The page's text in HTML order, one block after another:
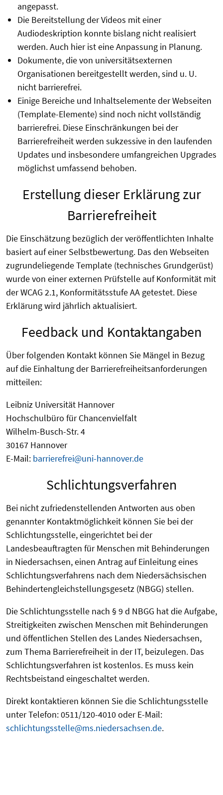
angepasst.
Die Bereitstellung der Videos mit einer
Audiodeskription konnte bislang nicht realisiert
werden. Auch hier ist eine Anpassung in Planung.
Dokumente, die von universitätsexternen
Organisationen bereitgestellt werden, sind u. U.
nicht barrierefrei.
Einige Bereiche und Inhaltselemente der Webseiten
(Template-Elemente) sind noch nicht vollständig
barrierefrei. Diese Einschränkungen bei der
Barrierefreiheit werden sukzessive in den laufenden
Updates und insbesondere umfangreichen Upgrades
möglichst umfassend behoben.
Erstellung dieser Erklärung zur
Barrierefreiheit
Die Einschätzung bezüglich der veröffentlichten Inhalte
basiert auf einer Selbstbewertung. Das den Webseiten
zugrundeliegende Template (technisches Grundgerüst)
wurde von einer externen Prüfstelle auf Konformität mit
der WCAG 2.1, Konformitätsstufe AA getestet. Diese
Erklärung wird jährlich aktualisiert.
Feedback und Kontaktangaben
Über folgenden Kontakt können Sie Mängel in Bezug
auf die Einhaltung der Barrierefreiheitsanforderungen
mitteilen:
Leibniz Universität Hannover
Hochschulbüro für Chancenvielfalt
Wilhelm-Busch-Str. 4
30167 Hannover
E-Mail: barrierefrei@uni-hannover.de
Schlichtungsverfahren
Bei nicht zufriedenstellenden Antworten aus oben
genannter Kontaktmöglichkeit können Sie bei der
Schlichtungsstelle, eingerichtet bei der
Landesbeauftragten für Menschen mit Behinderungen
in Niedersachsen, einen Antrag auf Einleitung eines
Schlichtungsverfahrens nach dem Niedersächsischen
Behindertengleichstellungsgesetz (NBGG) stellen.
Die Schlichtungsstelle nach § 9 d NBGG hat die Aufgabe,
Streitigkeiten zwischen Menschen mit Behinderungen
und öffentlichen Stellen des Landes Niedersachsen,
zum Thema Barrierefreiheit in der IT, beizulegen. Das
Schlichtungsverfahren ist kostenlos. Es muss kein
Rechtsbeistand eingeschaltet werden.
Direkt kontaktieren können Sie die Schlichtungsstelle
unter Telefon: 0511/120-4010 oder E-Mail:
schlichtungsstelle@ms.niedersachsen.de.